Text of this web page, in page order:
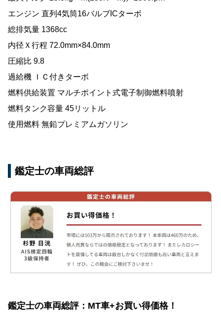
エンジン 直列4気筒16バルブICターボ
総排気量 1368cc
内径Ｘ行程 72.0mm×84.0mm
圧縮比 9.8
過給機 ＩＣ付きターボ
燃料供給装置 マルチポイント式電子制御燃料噴射
燃料タンク容量 45リットル
使用燃料 無鉛プレミアムガソリン
鑑定士の車両総評
鑑定士の車両総評：MT車+お買い得価格！